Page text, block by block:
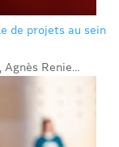
de projets au sein
Renie...